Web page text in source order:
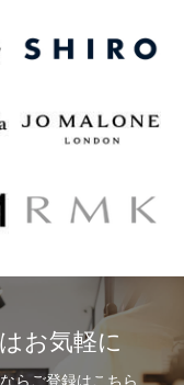
お気軽に
らご登録はこちら